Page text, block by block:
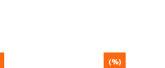
(%)